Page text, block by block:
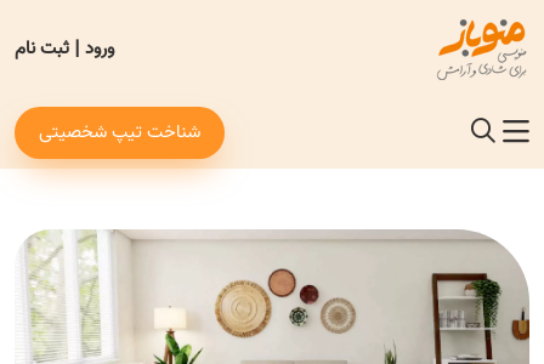
ورود| ثبت نام
شناخت تیپ شخصیتی